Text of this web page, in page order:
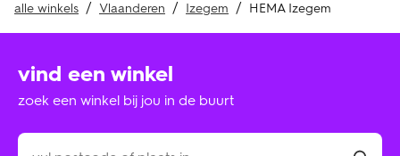
alle winkels Vlaanderen Izegem HEMA Izegem
vind een winkel
zoek een winkel bij jou in de buurt